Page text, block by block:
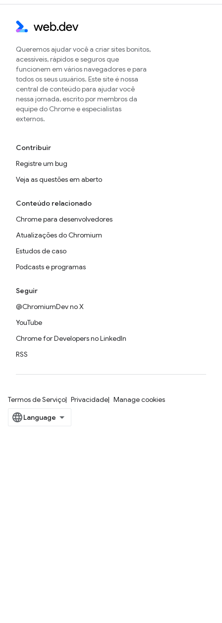
Queremos ajudar você a criar sites bonitos,
acessíveis, rápidos e seguros que
funcionem em vários navegadores e para
todos os seus usuários. Este site é nossa
central de conteúdo para ajudar você
nessa jornada, escrito por membros da
equipe do Chrome e especialistas
externos.
Contribuir
Registre um bug
Veja as questões em aberto
Conteúdo relacionado
Chrome para desenvolvedores
Atualizações do Chromium
Estudos de caso
Podcasts e programas
Seguir
@ChromiumDev no X
YouTube
Chrome for Developers no LinkedIn
RSS
Termos de Serviço Privacidade Manage cookies